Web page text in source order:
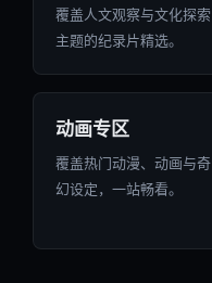
覆盖人文观察与文化探索
主题的纪录片精选。
动画专区
覆盖热门动漫、动画与奇
幻设定，一站畅看。